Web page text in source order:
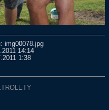
img00078.jpg
14:14
1:38